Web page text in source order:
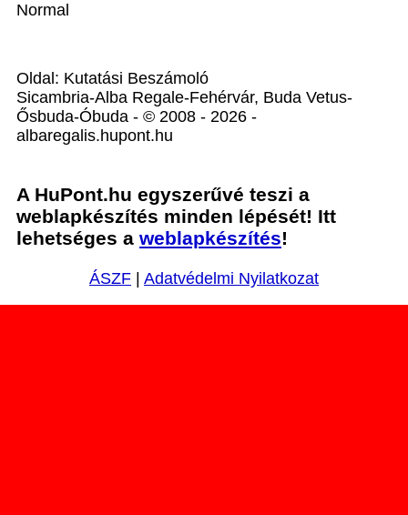
Normal
Oldal: Kutatási Beszámoló
Sicambria-Alba Regale-Fehérvár, Buda Vetus-
Ősbuda-Óbuda - © 2008 - 2026 -
albaregalis.hupont.hu
A HuPont.hu egyszerűvé teszi a
weblapkészítés minden lépését! Itt
lehetséges a weblapkészítés!
ÁSZF | Adatvédelmi Nyilatkozat